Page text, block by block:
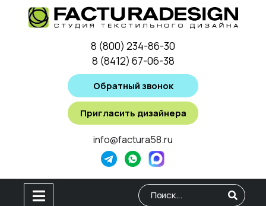
8 (800) 234-86-30
8 (8412) 67-06-38
Обратный звонок
Пригласить дизайнера
info@factura58.ru